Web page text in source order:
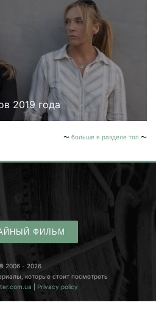
2019 года
больше в разделе топ
ФИЛЬМ
2006 - 2026
которые стоит посмотреть
Privacy policy